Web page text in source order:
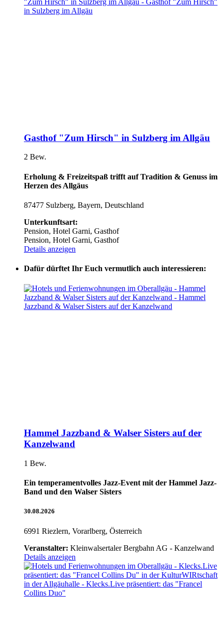
Gasthof "Zum Hirsch" in Sulzberg im Allgäu
2 Bew.
Erholung & Freizeitspaß trifft auf Tradition & Genuss im
Herzen des Allgäus
87477 Sulzberg, Bayern, Deutschland
Unterkunftsart:
Pension, Hotel Garni, Gasthof
Pension, Hotel Garni, Gasthof
Details anzeigen
Dafür dürftet Ihr Euch vermutlich auch interessieren:
Hammel Jazzband & Walser Sisters auf der
Kanzelwand
1 Bew.
Ein temperamentvolles Jazz-Event mit der Hammel Jazz-
Band und den Walser Sisters
30.08.2026
6991 Riezlern, Vorarlberg, Österreich
Veranstalter: Kleinwalsertaler Bergbahn AG - Kanzelwand
Details anzeigen